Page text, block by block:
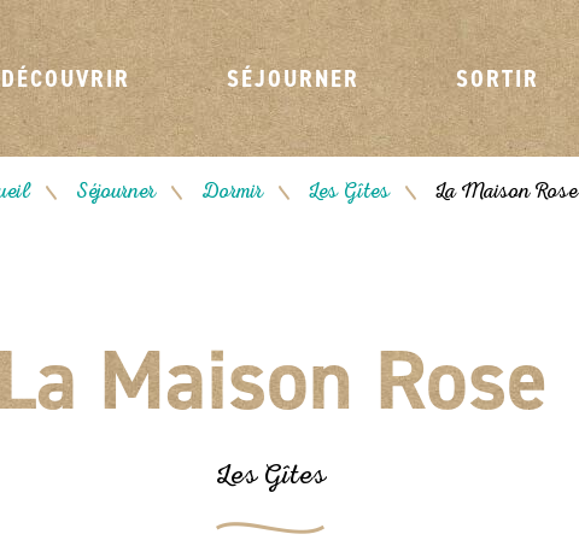
DÉCOUVRIR SÉJOURNER SORTIR
/ Séjourner / Dormir / Les Gîtes / La Maison Rose
Maison Rose
Les Gîtes